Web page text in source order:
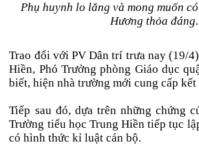
Phụ huynh lo lắng và mong muốn
Hương thỏa đáng.
Trao đổi với PV Dân trí trưa nay (19/
Hiền, Phó Trưởng phòng Giáo dục
biết, hiện nhà trường mới cung cấp kết
Tiếp sau đó, dựa trên những chứng
Trường tiểu học Trung Hiền tiếp tục
có hình thức kỉ luật cán bộ.